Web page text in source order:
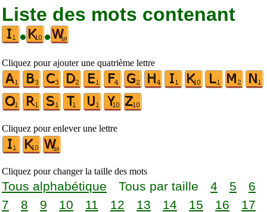
Liste des mots contenant
•
•
Cliquez pour ajouter une quatrième lettre
Cliquez pour enlever une lettre
Cliquez pour changer la taille des mots
Tous alphabétique Tous par taille 4 5
6
7
8 9 10 11 12 13 14 15 16 17